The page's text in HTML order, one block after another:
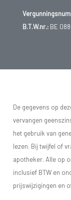
B.T.W.nr.:BE
De gegevens op
vervangen
het gebruik van
lezen. Bij twijfel of
apotheker. Alle op
inclusief BTW en
prijswijzigingen en